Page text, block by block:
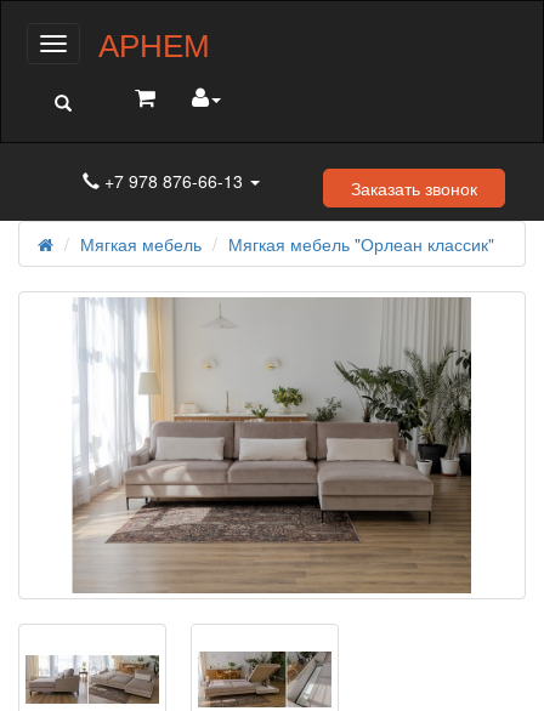
МенюАРНЕМ
+7 978 876-66-13 Заказать звонок
Мягкая мебель Мягкая мебель "Орлеан классик"